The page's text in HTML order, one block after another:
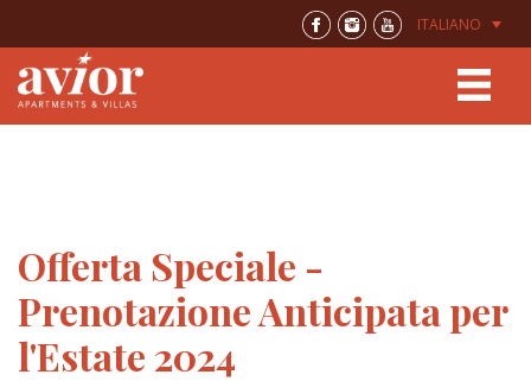
ITALIANO
Offerta Speciale -
Prenotazione Anticipata per
l'Estate 2024